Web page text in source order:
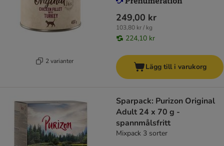
2 varianter
249,00 kr
103,80 kr / kg
224,10 kr
Lägg till i varukorg
Sparpack: Purizon Original
Adult 24 x 70 g -
spannmålsfritt
Mixpack 3 sorter